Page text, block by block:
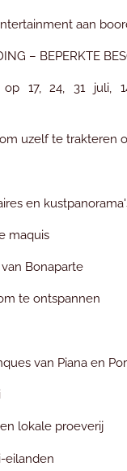
aan
– BEPERKTE
17, 24, 31 juli,
uzelf te trakteren
en
maquis
Bonaparte
te ontspannen
van Piana en
lokale proeverij
eilanden